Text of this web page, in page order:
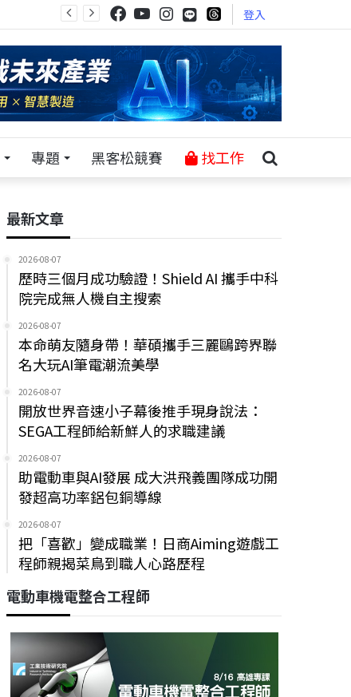
登入
專題 黑客松競賽 找工作
最新文章
2026-08-07
歷時三個月成功驗證！Shield AI 攜手中科
院完成無人機自主搜索
2026-08-07
本命萌友隨身帶！華碩攜手三麗鷗跨界聯
名大玩AI筆電潮流美學
2026-08-07
開放世界音速小子幕後推手現身說法：
SEGA工程師給新鮮人的求職建議
2026-08-07
助電動車與AI發展 成大洪飛義團隊成功開
發超高功率鋁包銅導線
2026-08-07
把「喜歡」變成職業！日商Aiming遊戲工
程師親揭菜鳥到職人心路歷程
電動車機電整合工程師